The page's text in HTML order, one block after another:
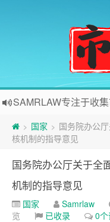
SAMRLAW专注于收
> 国家 > 国务院办公
核机制的指导意见
国务院办公厅关于全
机制的指导意见
国家 Samrlaw
览
已收录 0